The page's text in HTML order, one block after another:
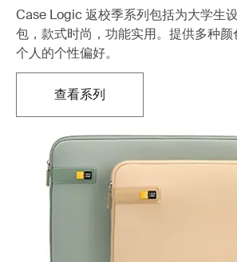
Case Logic 返校季系列包括为大学生
包，款式时尚，功能实用。提供多种
个人的个性偏好。
查看系列在新标签页中打开